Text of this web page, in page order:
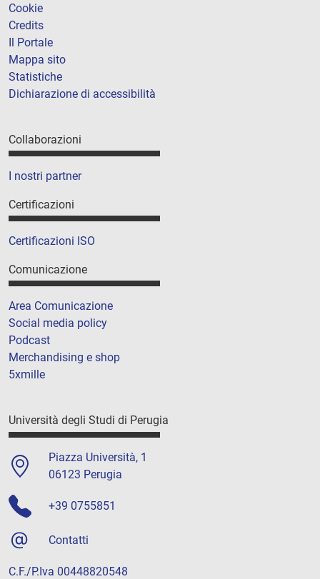
Cookie
Credits
Il Portale
Mappa sito
Statistiche
Dichiarazione di accessibilità
Collaborazioni
I nostri partner
Certificazioni
Certificazioni ISO
Comunicazione
Area Comunicazione
Social media policy
Podcast
Merchandising e shop
5xmille
Università degli Studi di Perugia
Piazza Università, 1
06123 Perugia
+39 0755851
Contatti
C.F./P.Iva 00448820548